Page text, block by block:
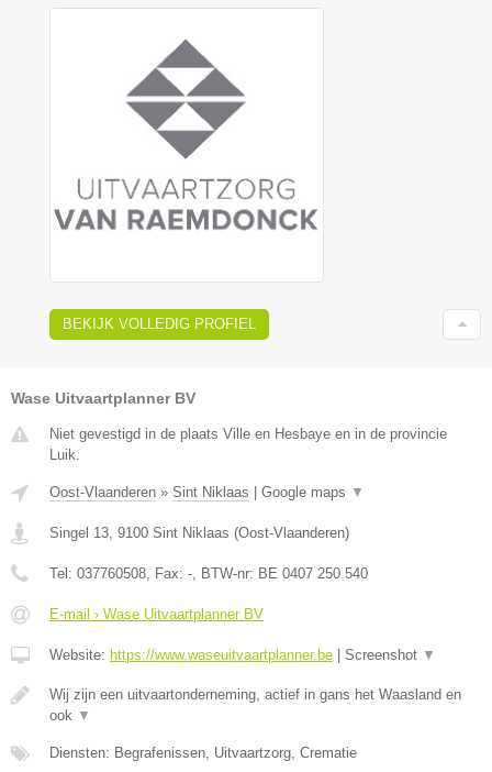
BEKIJK VOLLEDIG PROFIEL
Wase Uitvaartplanner BV
Niet gevestigd in de plaats Ville en Hesbaye en in de provincie
Luik.
Oost-Vlaanderen » Sint Niklaas Google maps ▼
Singel 13 9100 Sint Niklaas (Oost-Vlaanderen)
Tel: 037760508 , Fax: - , BTW-nr: BE 0407 250 540
E-mail › Wase Uitvaartplanner BV
Website: https://www.waseuitvaartplanner.be Screenshot ▼
Wij zijn een uitvaartonderneming, actief in gans het Waasland en
ook ▼
Diensten: Begrafenissen, Uitvaartzorg, Crematie